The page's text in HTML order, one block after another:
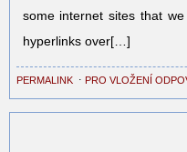
some internet sites that
hyperlinks over[…]
PERMALINK ⋅ PRO VLOŽENÍ